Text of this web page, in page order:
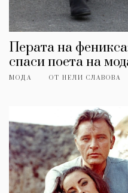
Перата на
спаси поета на
МОДА ОТ НЕЛИ СЛАВОВА